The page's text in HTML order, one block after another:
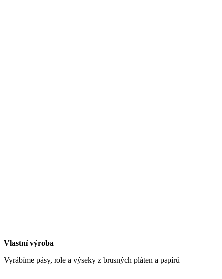
Vlastní výroba
Vyrábíme pásy, role a výseky z brusných pláten a papírů